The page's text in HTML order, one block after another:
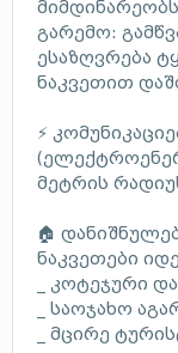
გარემო:
ესაზღვრება
ნაკვეთით
⚡
მეტრის
🏠
ნაკვეთები
_ კოტეჯური
_ საოჯახო
_ მცირე